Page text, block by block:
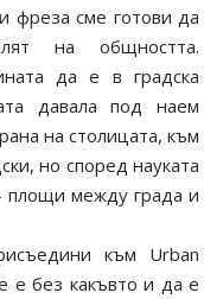
фреза сме готови да
на общността.
да е в градска
давала под наем
на столицата, към
но според науката
площи между града и
към Urban
е без какъвто и да е